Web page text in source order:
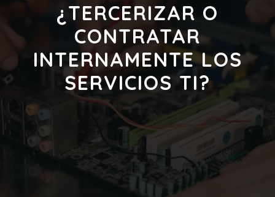
¿TERCERIZAR O
CONTRATAR
INTERNAMENTE LOS
SERVICIOS TI?